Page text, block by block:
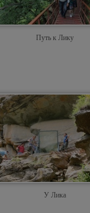
Путь к Лику
У Лика